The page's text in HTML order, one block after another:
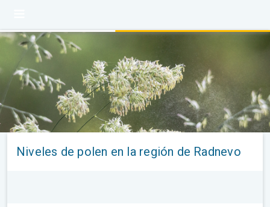
Niveles de polen en la región de Radnevo